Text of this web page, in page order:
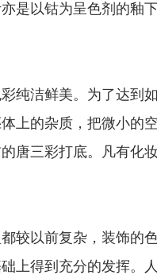
是以钴为呈色剂的釉
洁鲜美。为了达到
上的杂质，把微小的
唐三彩打底。凡有化
以前复杂，装饰的
上得到充分的发挥。